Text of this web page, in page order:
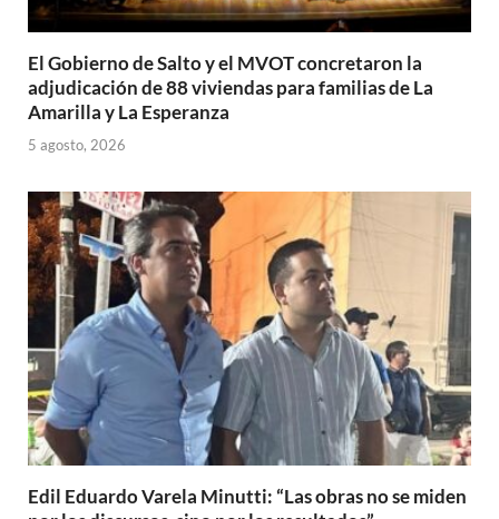
El Gobierno de Salto y el MVOT concretaron la
adjudicación de 88 viviendas para familias de La
Amarilla y La Esperanza
5 agosto, 2026
Edil Eduardo Varela Minutti: “Las obras no se miden